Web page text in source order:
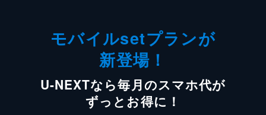
モバイルsetプランが
新登場！
U-NEXTなら毎月のスマホ代が
ずっとお得に！